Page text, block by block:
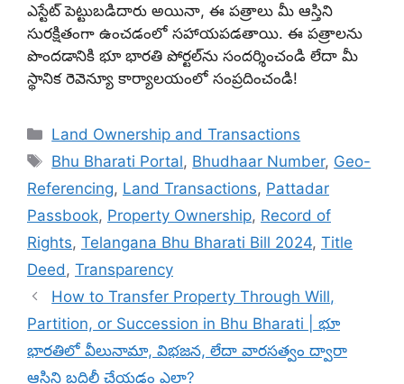
ఎస్టేట్ పెట్టుబడిదారు అయినా, ఈ పత్రాలు మీ ఆస్తిని
సురక్షితంగా ఉంచడంలో సహాయపడతాయి. ఈ పత్రాలను
పొందడానికి భూ భారతి పోర్టల్‌ను సందర్శించండి లేదా మీ
స్థానిక రెవెన్యూ కార్యాలయంలో సంప్రదించండి!
Categories
Land Ownership and Transactions
Tags
Bhu Bharati Portal, Bhudhaar Number, Geo-
Referencing, Land Transactions, Pattadar
Passbook, Property Ownership, Record of
Rights, Telangana Bhu Bharati Bill 2024, Title
Deed , Transparency
How to Transfer Property Through Will,
Partition, or Succession in Bhu Bharati | భూ
భారతిలో వీలునామా, విభజన, లేదా వారసత్వం ద్వారా
ఆస్తిని బదిలీ చేయడం ఎలా?